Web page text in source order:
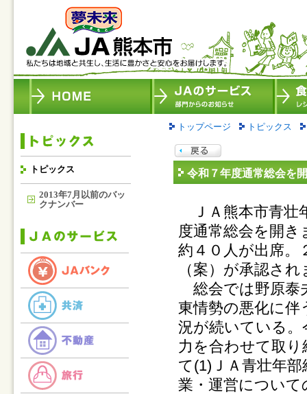
トピックス
2013年7月以前のバッ
クナンバー
トップページ トピックス
令和７年度通常総会を
ＪＡ熊本市青壮
度通常総会を開き
約４０人が出席。
（案）が承認さ
総会では野原泰
東情勢の悪化に
況が続いている
力を合わせて取
て(1)ＪＡ青壮年
業・運営について